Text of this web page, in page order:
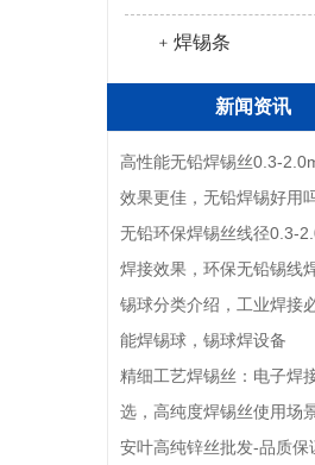
﹢焊锡条
新闻资讯
高性能无铅焊锡丝0.3-
效果更佳，无铅焊锡好用
无铅环保焊锡丝线径0.3-
焊接效果，环保无铅锡线
锡球分类介绍，工业焊接
能焊锡球，锡球焊设备
精细工艺焊锡丝：电子焊
选，高纯度焊锡丝使用场
安叶高纯锌丝批发-品质保